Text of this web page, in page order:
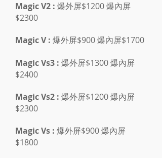
Magic V2 : 爆外屏$1200 爆內屏
$2300
Magic V : 爆外屏$900 爆內屏$1700
Magic Vs3 : 爆外屏$1300 爆內屏
$2400
Magic Vs2 : 爆外屏$1200 爆內屏
$2300
Magic Vs : 爆外屏$900 爆內屏
$1800